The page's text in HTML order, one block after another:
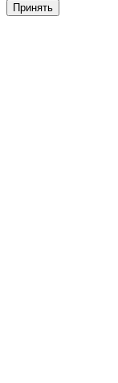
Принять